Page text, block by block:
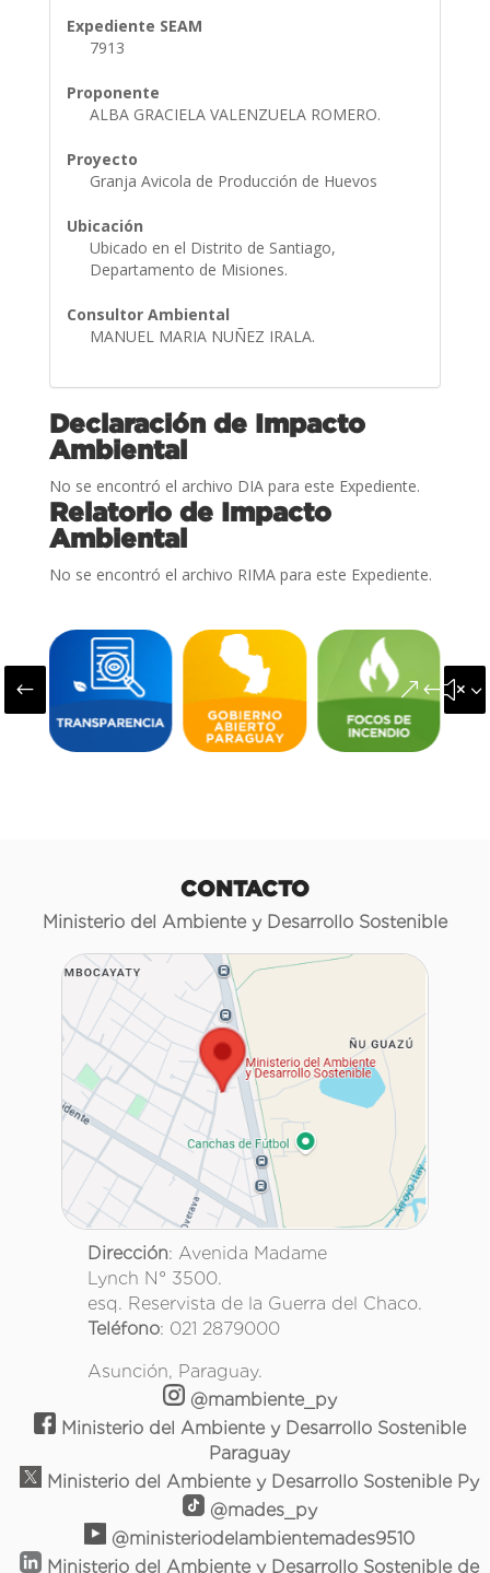
Expediente SEAM
7913
Proponente
ALBA GRACIELA VALENZUELA ROMERO.
Proyecto
Granja Avicola de Producción de Huevos
Ubicación
Ubicado en el Distrito de Santiago,
Departamento de Misiones.
Consultor Ambiental
MANUEL MARIA NUÑEZ IRALA.
Declaración de Impacto
Ambiental
No se encontró el archivo DIA para este Expediente.
Relatorio de Impacto
Ambiental
No se encontró el archivo RIMA para este Expediente.
#
CONTACTO
Ministerio del Ambiente y Desarrollo Sostenible
Dirección: Avenida Madame
Lynch N° 3500.
esq. Reservista de la Guerra del Chaco.
Teléfono: 021 2879000
Asunción, Paraguay.
@mambiente_py
Ministerio del Ambiente y Desarrollo Sostenible
Paraguay
Ministerio del Ambiente y Desarrollo Sostenible Py
@mades_py
@ministeriodelambientemades9510
Ministerio del Ambiente y Desarrollo Sostenible de